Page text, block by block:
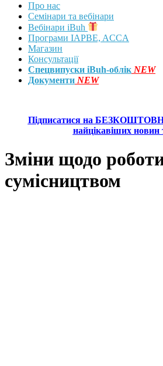
Про нас
Семінари та вебінари
Вебінари iBuh
Програми IAPBE, ACCA
Магазин
Консультації
Спецвипуски iBuh-облік NEW
Документи NEW
Підписатися на БЕЗКОШТОВНУ
найцікавіших
Зміни щодо
сумісництвом